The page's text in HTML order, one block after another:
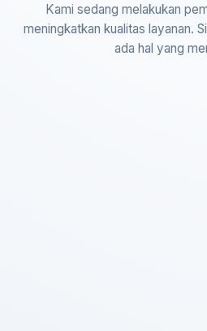
Kami sedang melakukan
meningkatkan kualitas layanan.
ada hal yang